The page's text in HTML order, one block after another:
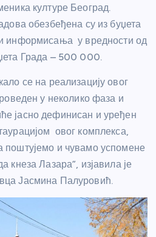
културе Београд.
обезбеђена су из буџета
информисања у вредности од
Града – 500 000.
се на реализацију овог
у неколико фаза и
јасно дефинисан и уређен
овог комплекса,
и чувамо успомене
кнеза Лазара”, изјавила је
Јасмина Палуровић.